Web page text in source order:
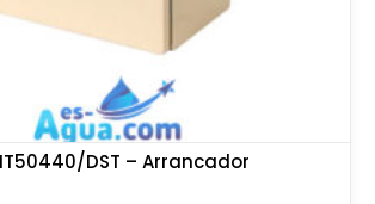
DST – Arrancador